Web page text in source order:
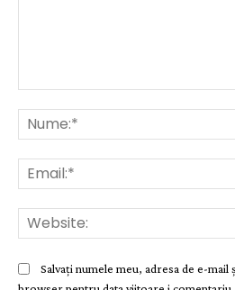
Salvați numele meu, adresa de e-mail